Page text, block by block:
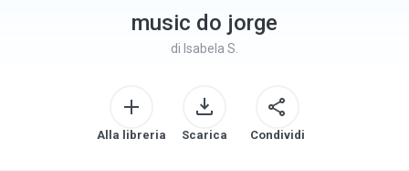
music do jorge
di Isabela S.
Alla libreria Scarica Condividi